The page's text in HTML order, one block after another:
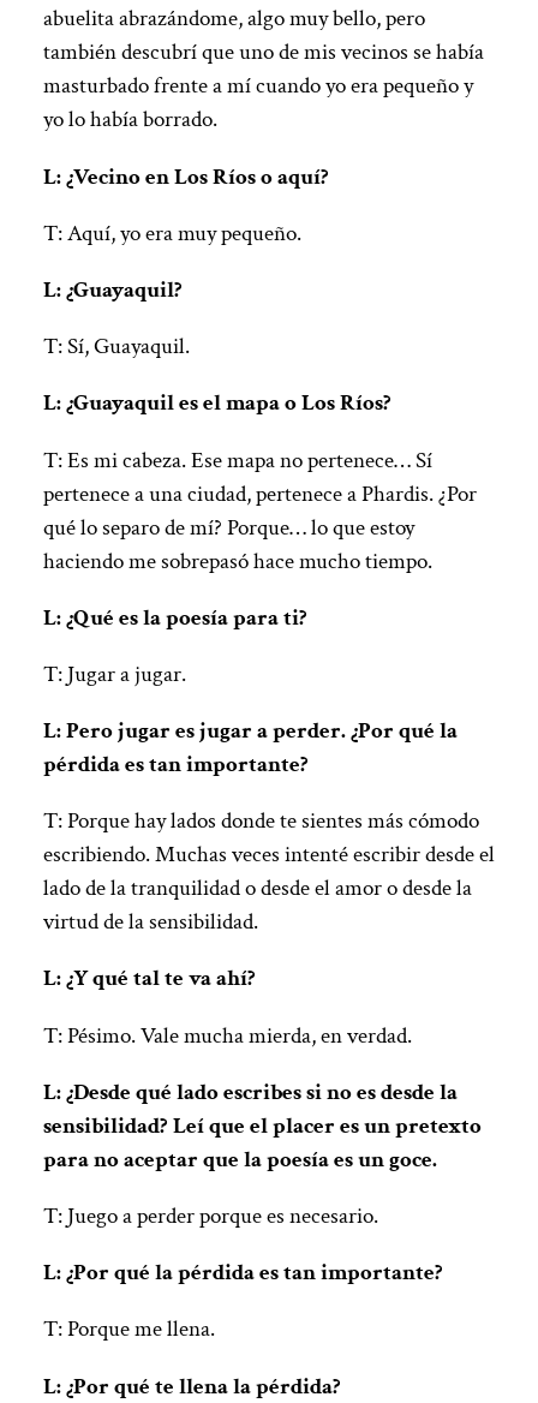
abuelita abrazándome, algo muy bello, pero
también descubrí que uno de mis vecinos se había
masturbado frente a mí cuando yo era pequeño y
yo lo había borrado.
L: ¿Vecino en Los Ríos o aquí?
T: Aquí, yo era muy pequeño.
L: ¿Guayaquil?
T: Sí, Guayaquil.
L: ¿Guayaquil es el mapa o Los Ríos?
T: Es mi cabeza. Ese mapa no pertenece… Sí
pertenece a una ciudad, pertenece a Phardis. ¿Por
qué lo separo de mí? Porque… lo que estoy
haciendo me sobrepasó hace mucho tiempo.
L: ¿Qué es la poesía para ti?
T: Jugar a jugar.
L: Pero jugar es jugar a perder. ¿Por qué la
pérdida es tan importante?
T: Porque hay lados donde te sientes más cómodo
escribiendo. Muchas veces intenté escribir desde el
lado de la tranquilidad o desde el amor o desde la
virtud de la sensibilidad.
L: ¿Y qué tal te va ahí?
T: Pésimo. Vale mucha mierda, en verdad.
L: ¿Desde qué lado escribes si no es desde la
sensibilidad? Leí que el placer es un pretexto
para no aceptar que la poesía es un goce.
T: Juego a perder porque es necesario.
L: ¿Por qué la pérdida es tan importante?
T: Porque me llena.
L: ¿Por qué te llena la pérdida?